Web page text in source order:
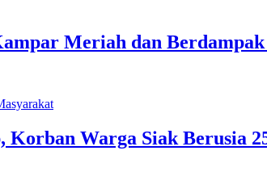
Meriah dan
Warga Siak Berusia